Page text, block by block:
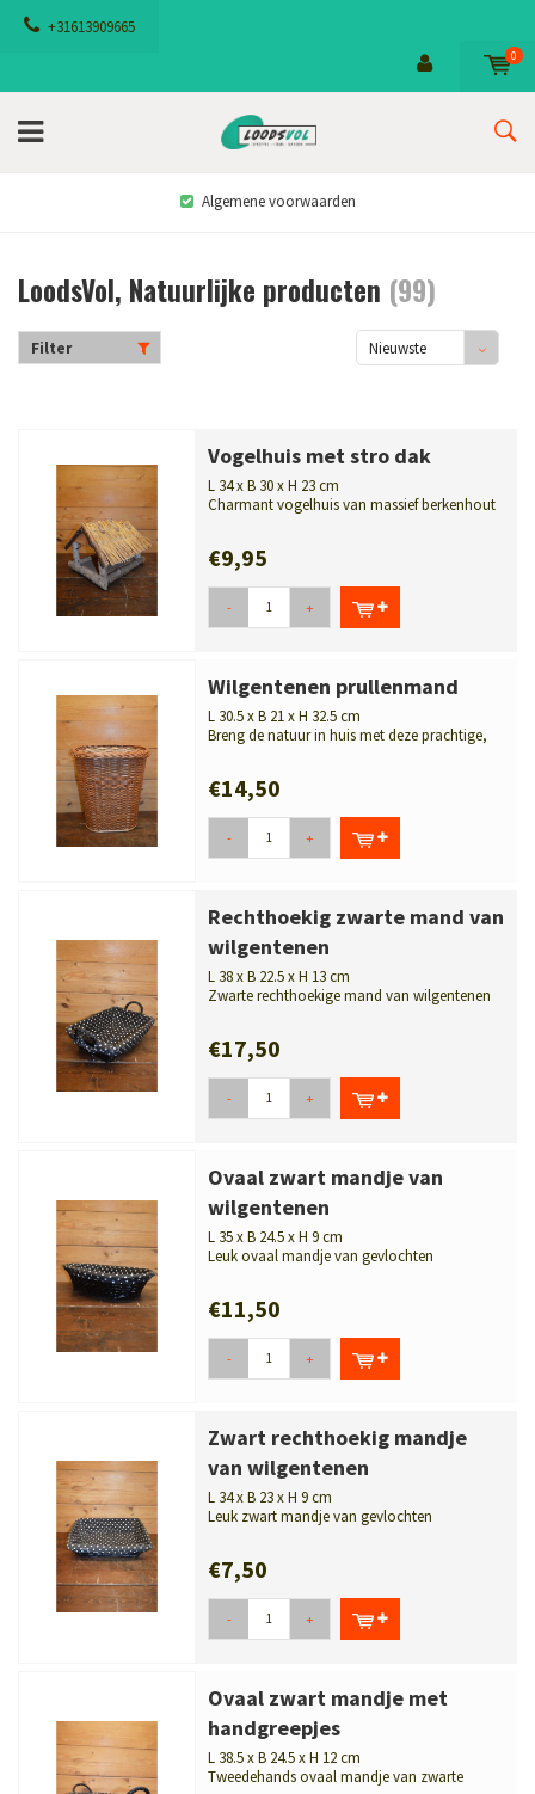
+31613909665
0
Algemene voorwaarden
LoodsVol, Natuurlijke producten (99)
Filter
Nieuwste
Vogelhuis met stro dak
L 34 x B 30 x H 23 cm
Charmant vogelhuis van massief berkenhout
€9,95
- +
Wilgentenen prullenmand
L 30.5 x B 21 x H 32.5 cm
Breng de natuur in huis met deze prachtige,
€14,50
- +
Rechthoekig zwarte mand van
wilgentenen
L 38 x B 22.5 x H 13 cm
Zwarte rechthoekige mand van wilgentenen
€17,50
- +
Ovaal zwart mandje van
wilgentenen
L 35 x B 24.5 x H 9 cm
Leuk ovaal mandje van gevlochten
€11,50
- +
Zwart rechthoekig mandje
van wilgentenen
L 34 x B 23 x H 9 cm
Leuk zwart mandje van gevlochten
€7,50
- +
Ovaal zwart mandje met
handgreepjes
L 38.5 x B 24.5 x H 12 cm
Tweedehands ovaal mandje van zwarte